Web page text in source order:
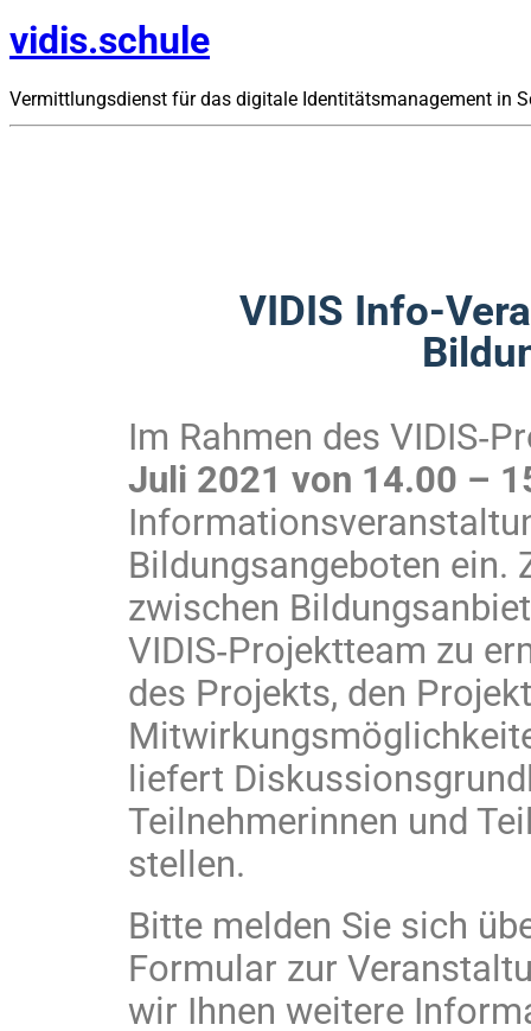
vidis.schule
Vermittlungsdienst für das digitale Identitätsmanagement in
VIDIS Info-
Im Rahmen des
Juli 2021 von 14.00 –
Bildungsangeboten ein.
zwischen
VIDIS‑Projektteam zu
des Projekts, den
liefert
Teilnehmerinnen und
stellen.
Bitte melden Sie sich
Formular zur
wir Ihnen weitere